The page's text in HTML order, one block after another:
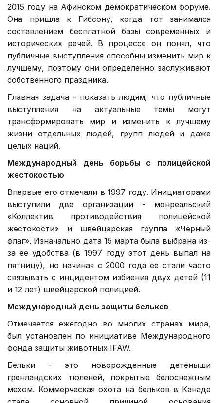
2015 году на Афинском демократическом форуме.
Она пришла к Гибсону, когда тот занимался
составлением бесплатной базы современных и
исторических речей. В процессе он понял, что
публичные выступления способны изменить мир к
лучшему, поэтому они определенно заслуживают
собственного праздника.
Главная задача - показать людям, что публичные
выступления на актуальные темы могут
трансформировать мир и изменить к лучшему
жизни отдельных людей, групп людей и даже
целых наций.
Международный день борьбы с полицейской
жестокостью
Впервые его отмечали в 1997 году. Инициаторами
выступили две организации - монреальский
«Коллектив противодействия полицейской
жестокости» и швейцарская группа «Черный
флаг». Изначально дата 15 марта была выбрана из-
за ее удобства (в 1997 году этот день выпал на
пятницу), но начиная с 2000 года ее стали часто
связывать с инцидентом избиения двух детей (11
и 12 лет) швейцарской полицией.
Международный день защиты бельков
Отмечается ежегодно во многих странах мира,
был установлен по инициативе Международного
фонда защиты животных IFAW.
Бельки - это новорожденные детеныши
гренландских тюленей, покрытые белоснежным
мехом. Коммерческая охота на бельков в Канаде